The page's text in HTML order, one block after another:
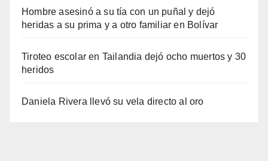
Hombre asesinó a su tía con un puñal y dejó
heridas a su prima y a otro familiar en Bolívar
Tiroteo escolar en Tailandia dejó ocho muertos y 30
heridos
Daniela Rivera llevó su vela directo al oro